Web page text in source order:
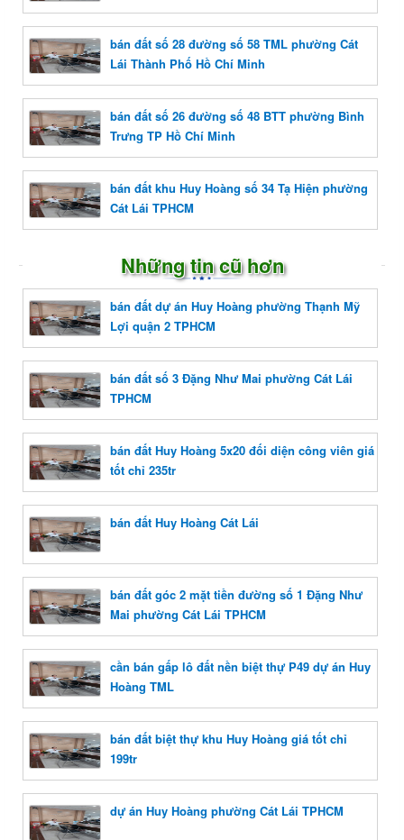
bán đất số 28 đường số 58 TML phường Cát
Lái Thành Phố Hồ Chí Minh
bán đất số 26 đường số 48 BTT phường Bình
Trưng TP Hồ Chí Minh
bán đất khu Huy Hoàng số 34 Tạ Hiện phường
Cát Lái TPHCM
Những tin cũ hơn
bán đất dự án Huy Hoàng phường Thạnh Mỹ
Lợi quận 2 TPHCM
bán đất số 3 Đặng Như Mai phường Cát Lái
TPHCM
bán đất Huy Hoàng 5x20 đối diện công viên giá
tốt chỉ 235tr
bán đất Huy Hoàng Cát Lái
bán đất góc 2 mặt tiền đường số 1 Đặng Như
Mai phường Cát Lái TPHCM
cần bán gấp lô đất nền biệt thự P49 dự án Huy
Hoàng TML
bán đất biệt thự khu Huy Hoàng giá tốt chỉ
199tr
dự án Huy Hoàng phường Cát Lái TPHCM